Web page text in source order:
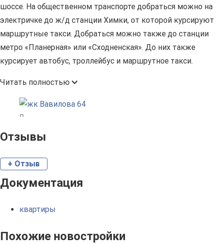
шоссе. На общественном транспорте добраться можно на
электричке до ж/д станции Химки, от которой курсируют
маршрутные такси. Добраться можно также до станции
метро «Планерная» или «Сходненская». До них также
курсирует автобус, троллейбус и маршрутное такси.
Читать полностью
Отзывы
+ Отзыв
Документация
квартиры
Похожие новостройки